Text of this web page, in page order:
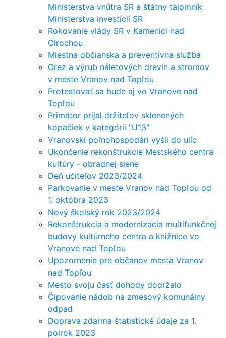
Ministerstva vnútra SR a štátny tajomník
Ministerstva investícií SR
Rokovanie vlády SR v Kamenici nad
Cirochou
Miestna občianska a preventívna služba
Orez a výrub náletových drevín a stromov
v meste Vranov nad Topľou
Protestovať sa bude aj vo Vranove nad
Topľou
Primátor prijal držiteľov sklenených
kopačiek v kategórii "U13"
Vranovskí poľnohospodári vyšli do ulíc
Ukončenie rekonštrukcie Mestského centra
kultúry - obradnej siene
Deň učiteľov 2023/2024
Parkovanie v meste Vranov nad Topľou od
1. októbra 2023
Nový školský rok 2023/2024
Rekonštrukcia a modernizácia multifunkčnej
budovy kultúrneho centra a knižnice vo
Vranove nad Topľou
Upozornenie pre občanov mesta Vranov
nad Topľou
Mesto svoju časť dohody dodržalo
Čipovanie nádob na zmesový komunálny
odpad
Doprava zdarma štatistické údaje za 1.
polrok 2023